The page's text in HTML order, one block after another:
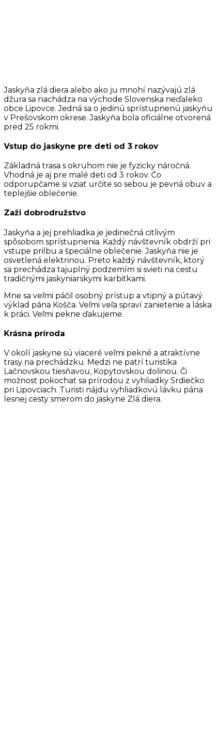
Jaskyňa zlá diera alebo ako ju mnohí nazývajú zlá
džura sa nachádza na východe Slovenska neďaleko
obce Lipovce. Jedná sa o jedinú sprístupnenú jaskyňu
v Prešovskom okrese. Jaskyňa bola oficiálne otvorená
pred 25 rokmi.
Vstup do jaskyne pre deti od 3 rokov
Základná trasa s okruhom nie je fyzicky náročná.
Vhodná je aj pre malé deti od 3 rokov. Čo
odporupčame si vziať určite so sebou je pevná obuv a
teplejšie oblečenie.
Zaži dobrodružstvo
Jaskyňa a jej prehliadka je jedinečná citlivým
spôsobom sprístupnenia. Každý návštevník obdrží pri
vstupe prilbu a špeciálne oblečenie. Jaskyňa nie je
osvetlená elektrinou. Preto každý návštevník, ktorý
sa prechádza tajuplný podzemím si svieti na cestu
tradičnými jaskyniarskymi karbitkami.
Mne sa veľmi páčil osobný prístup a vtipný a pútavý
výklad pána Košča. Veľmi veľa spraví zanietenie a láska
k práci. Veľmi pekne ďakujeme.
Krásna príroda
V okolí jaskyne sú viaceré veľmi pekné a atraktívne
trasy na prechádzku. Medzi ne patrí turistika
Lačnovskou tiesňavou, Kopytovskou dolinou. Či
možnosť pokochať sa prírodou z vyhliadky Srdiečko
pri Lipovciach. Turisti nájdu vyhliadkovú lávku pána
lesnej cesty smerom do jaskyne Zlá diera.